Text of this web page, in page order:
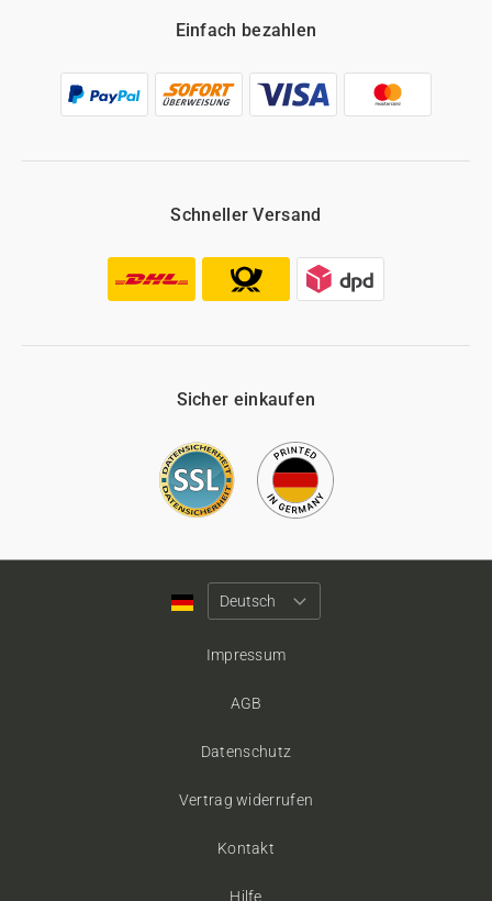
Einfach bezahlen
Schneller Versand
Sicher einkaufen
Impressum
AGB
Datenschutz
Vertrag widerrufen
Kontakt
Hilfe